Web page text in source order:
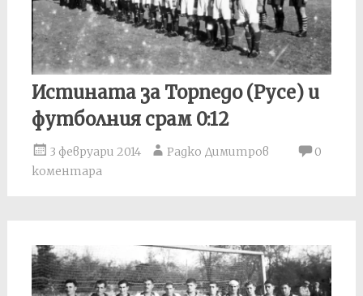
Истината за Торпедо (Русе) и
футболния срам 0:12
3 февруари 2014 Радко Димитров
0
коментара